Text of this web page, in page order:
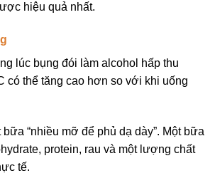
hiệu quả nhất.
lúc bụng đói làm alcohol hấp thu
có thể tăng cao hơn so với khi uống
“nhiều mỡ để phủ dạ dày”. Một bữa
protein, rau và một lượng chất
tế.